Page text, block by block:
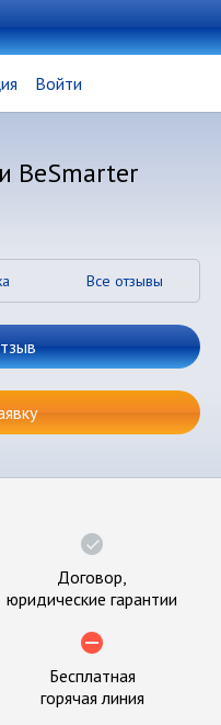
Войти
BeSmarter
Все отзывы
Договор,
юридические гарантии
Бесплатная
горячая линия